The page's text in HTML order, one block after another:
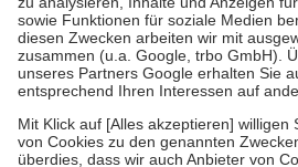
Bei Heilmitteln und häuslicher
Zuzahlung zehn Prozent der Kosten
Verordnung.
Um das Engagement der Versicherten
stärken und die besondere Stellung der
fallenkeine Zuzahlungenan bei:
• Kindern und Jugendlichen bis zum